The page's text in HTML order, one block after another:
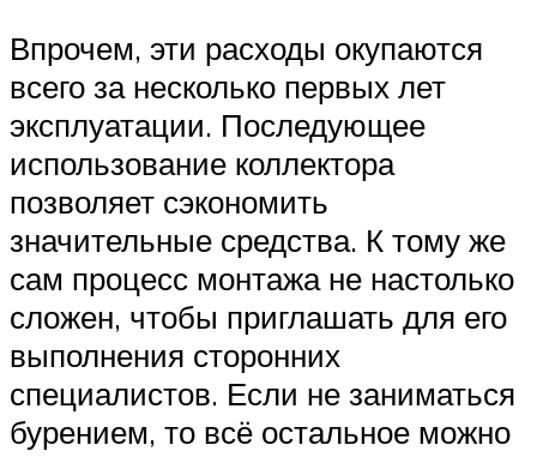
Впрочем, эти расходы окупаются
всего за несколько первых лет
эксплуатации. Последующее
использование коллектора
позволяет сэкономить
значительные средства. К тому же
сам процесс монтажа не настолько
сложен, чтобы приглашать для его
выполнения сторонних
специалистов. Если не заниматься
бурением, то всё остальное можно